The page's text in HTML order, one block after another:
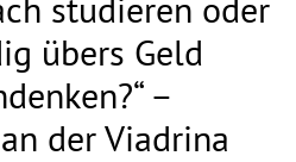
übers Geld
–
der Viadrina